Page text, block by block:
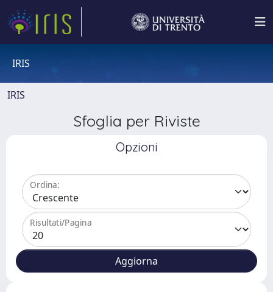
IRIS
IRIS
Sfoglia per Riviste
Opzioni
Ordina:
Risultati/Pagina